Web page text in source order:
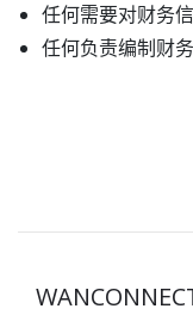
任何需要对财务
任何负责编制财